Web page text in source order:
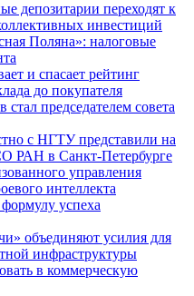
депозитарии переходят к
инвестиций
Поляна»: налоговые
и спасает рейтинг
до покупателя
председателем совета
с НГТУ представили на
РАН в Санкт-Петербурге
управления
интеллекта
успеха
объединяют усилия для
инфраструктуры
в коммерческую